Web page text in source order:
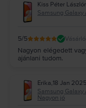
Kiss Péter
Samsung Galaxy
5/5
Nagyon elégedett
ajánlani tudom.
Erika,18 Jan 2025
Samsung Galaxy
Nagyon jó